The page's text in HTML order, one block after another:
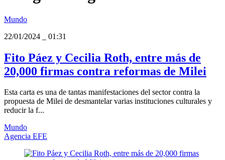
Mundo
22/01/2024
01:31
Fito Páez y Cecilia Roth, entre más de
20,000 firmas contra reformas de Milei
Esta carta es una de tantas manifestaciones del sector contra la
propuesta de Milei de desmantelar varias instituciones culturales y
reducir la f...
Mundo
Agencia EFE